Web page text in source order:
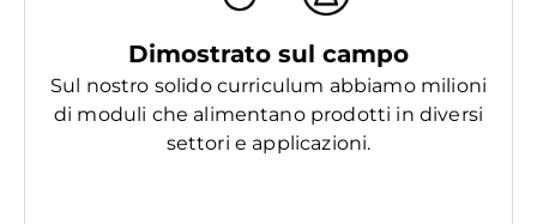
Dimostrato sul campo
Sul nostro solido curriculum abbiamo milioni
di moduli che alimentano prodotti in diversi
settori e applicazioni.